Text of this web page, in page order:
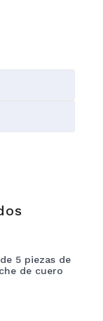
5 piezas de
de cuero